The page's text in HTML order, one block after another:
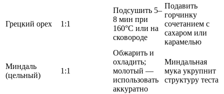
Грецкий орех 1:1
Подсушить 5–
8 мин при
160°C или на
сковороде
Подавить
горчинку
сочетанием с
сахаром или
карамелью
Миндаль
(цельный)
1:1
Обжарить и
охладить;
молотый —
использовать
аккуратно
Миндальная
мука укрупнит
структуру теста